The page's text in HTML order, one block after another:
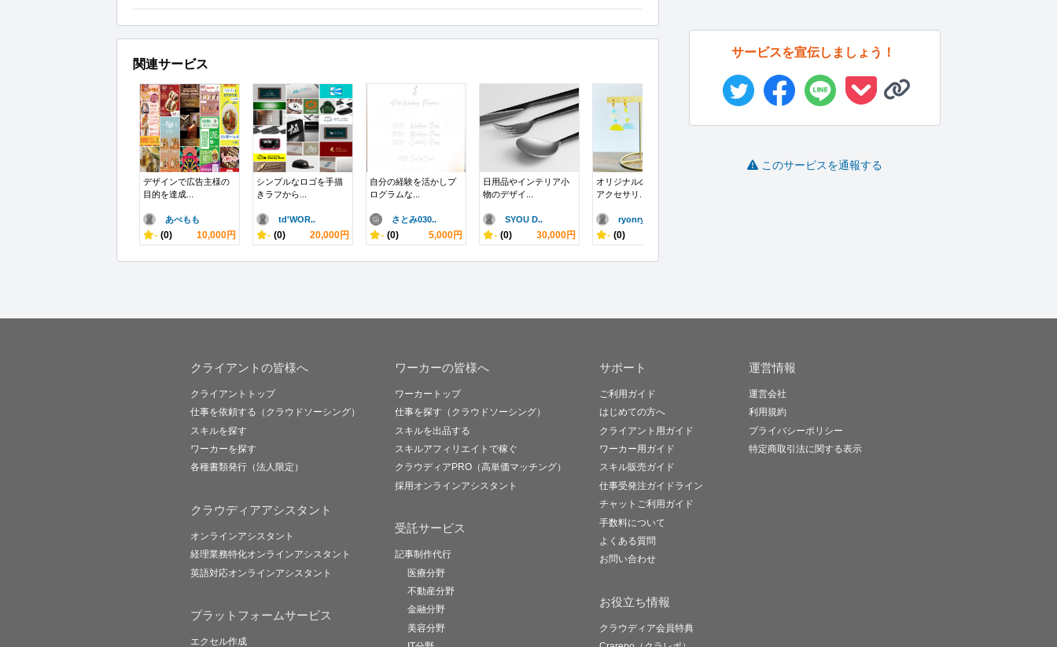
関連サービス
デザインで広告主様の
目的を達成...
あべもも
- (0) 10,000円
シンプルなロゴを手描
きラフから...
td'WOR..
- (0) 20,000円
自分の経験を活かしプ
ログラムな...
さとみ030..
- (0) 5,000円
日用品やインテリア小
物のデザイ...
SYOU D..
- (0) 30,000円
オリジナルのイメージ
アクセサリ...
ryonry..
- (0)
サービスを宣伝しましょう！
このサービスを通報する
クライアントの皆様へ
クライアントトップ
仕事を依頼する（クラウドソーシング）
スキルを探す
ワーカーを探す
各種書類発行（法人限定）
クラウディアアシスタント
オンラインアシスタント
経理業務特化オンラインアシスタント
英語対応オンラインアシスタント
プラットフォームサービス
エクセル作成
ワーカーの皆様へ
ワーカートップ
仕事を探す（クラウドソーシング）
スキルを出品する
スキルアフィリエイトで稼ぐ
クラウディアPRO（高単価マッチング）
採用オンラインアシスタント
受託サービス
記事制作代行
医療分野
不動産分野
金融分野
美容分野
サポート
ご利用ガイド
はじめての方へ
クライアント用ガイド
ワーカー用ガイド
スキル販売ガイド
仕事受発注ガイドライン
チャットご利用ガイド
手数料について
よくある質問
お問い合わせ
お役立ち情報
クラウディア会員特典
運営情報
運営会社
利用規約
プライバシーポリシー
特定商取引法に関する表示